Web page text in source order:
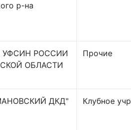
р-на
УФСИН РОССИИ
ОБЛАСТИ
Прочие
ДКД" Клубное